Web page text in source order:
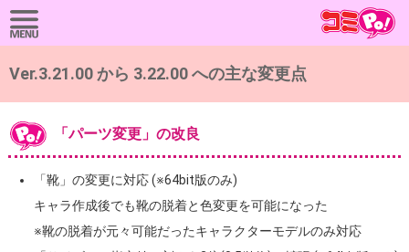
Ver.3.21.00 から 3.22.00 への主な変更点
「パーツ変更」の改良
「靴」の変更に対応 (※64bit版のみ)
キャラ作成後でも靴の脱着と色変更を可能になった
※靴の脱着が元々可能だったキャラクターモデルのみ対応